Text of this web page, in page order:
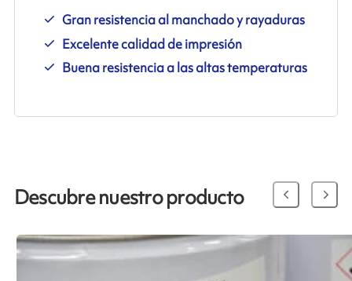
Gran resistencia al manchado y rayaduras
Excelente calidad de impresión
Buena resistencia a las altas temperaturas
Descubre nuestro producto